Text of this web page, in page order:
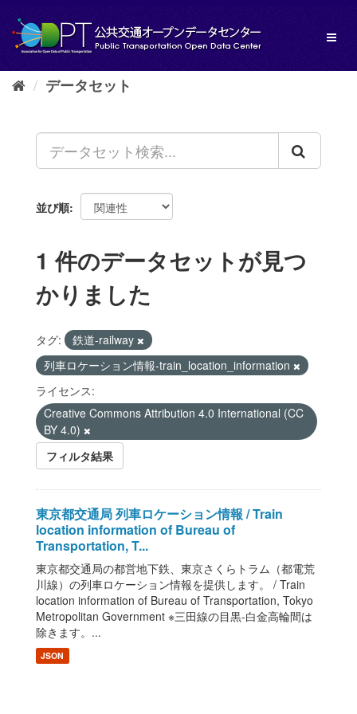
し
データセット
並び順
1 件のデータセットが見つ
かりました
タグ:
鉄道-railway
列車ロケーション情報-train_location_information
ライセンス:
Creative Commons Attribution 4.0 International (CC
BY 4.0)
フィルタ結果
東京都交通局 列車ロケーション情報 / Train
location information of Bureau of
Transportation, T...
東京都交通局の都営地下鉄、東京さくらトラム（都電荒
川線）の列車ロケーション情報を提供します。 / Train
location information of Bureau of Transportation, Tokyo
Metropolitan Government ※三田線の目黒-白金高輪間は
除きます。...
JSON